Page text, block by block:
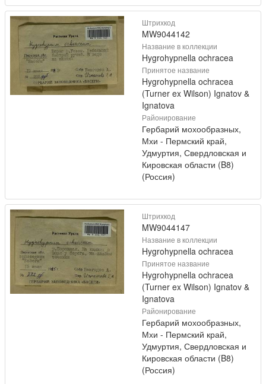
Штрихкод
MW9044142
Название в коллекции
Hygrohypnella ochracea
Принятое название
Hygrohypnella ochracea
(Turner ex Wilson) Ignatov &
Ignatova
Районирование
Гербарий мохообразных,
Мхи - Пермский край,
Удмуртия, Свердловская и
Кировская области (B8)
(Россия)
Штрихкод
MW9044147
Название в коллекции
Hygrohypnella ochracea
Принятое название
Hygrohypnella ochracea
(Turner ex Wilson) Ignatov &
Ignatova
Районирование
Гербарий мохообразных,
Мхи - Пермский край,
Удмуртия, Свердловская и
Кировская области (B8)
(Россия)